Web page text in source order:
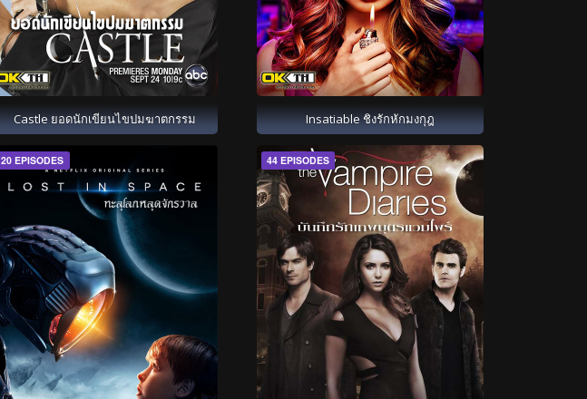
Castle ยอดนักเขียนไขปมฆาตกรรม Insatiable ชิงรักหักมงกุฎ
20 EPISODES 44 EPISODES